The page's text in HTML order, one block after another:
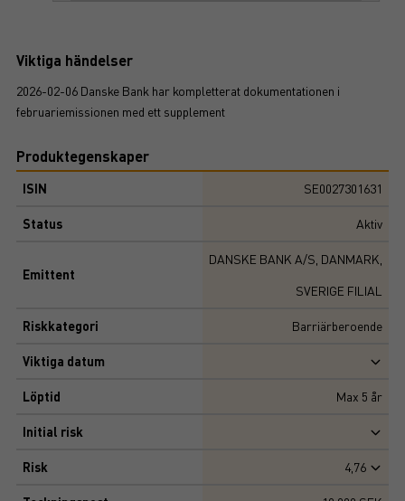
Viktiga händelser
2026-02-06 Danske Bank har kompletterat dokumentationen i
februariemissionen med ett supplement
Produktegenskaper
ISIN SE0027301631
Status Aktiv
Emittent
DANSKE BANK A/S, DANMARK,
SVERIGE FILIAL
Riskkategori Barriärberoende
Viktiga datum
Löptid Max 5 år
Initial risk
Risk 4,76